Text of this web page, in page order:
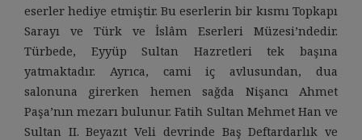
eserler hediye etmiştir. Bu eserlerin bir kısmı Topkapı
Sarayı ve Türk ve İslâm Eserleri Müzesi’ndedir.
Türbede, Eyyüp Sultan Hazretleri tek başına
yatmaktadır. Ayrıca, cami iç avlusundan, dua
salonuna girerken hemen sağda Nişancı Ahmet
Paşa’nın mezarı bulunur. Fatih Sultan Mehmet Han ve
Sultan II. Beyazıt Veli devrinde Baş Deftardarlık ve